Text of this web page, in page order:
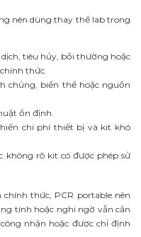
nên dùng thay thế lab trong
tiêu hủy, bồi thường hoặc
thức.
chủng, biến thể hoặc nguồn
ổn định.
chi phí thiết bị và kit khó
không rõ kit có được phép sử
thức, PCR portable nên
tính hoặc nghi ngờ vẫn cần
nhận hoặc được chỉ định